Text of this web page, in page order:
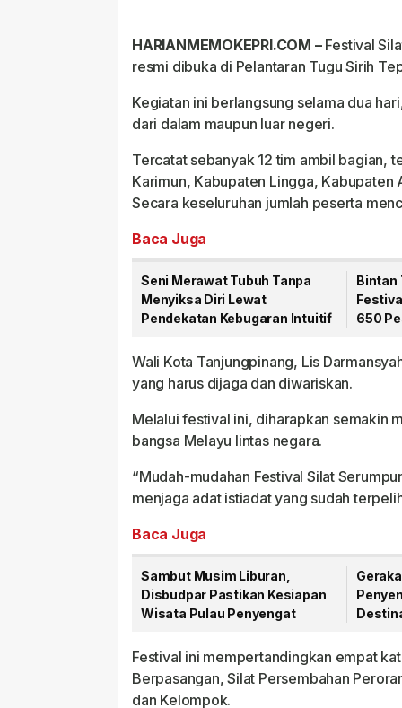
HARIANMEMOKEPRI.COM –Festival
resmi dibuka di Pelantaran Tugu Sirih
Kegiatan ini berlangsung selama dua
dari dalam maupun luar negeri.
Tercatat sebanyak 12 tim ambil bagian,
Karimun, Kabupaten Lingga, Kabupaten
Secara keseluruhan jumlah peserta
Baca Juga
Seni Merawat Tubuh Tanpa
Menyiksa Diri Lewat
Pendekatan Kebugaran Intuitif
Bintan
650
Wali Kota Tanjungpinang, Lis
yang harus dijaga dan diwariskan.
Melalui festival ini, diharapkan semakin
bangsa Melayu lintas negara.
“Mudah-mudahan Festival Silat
menjaga adat istiadat yang sudah
Baca Juga
Sambut Musim Liburan,
Disbudpar Pastikan Kesiapan
Wisata Pulau Penyengat
Festival ini mempertandingkan empat
Berpasangan, Silat Persembahan
dan Kelompok.